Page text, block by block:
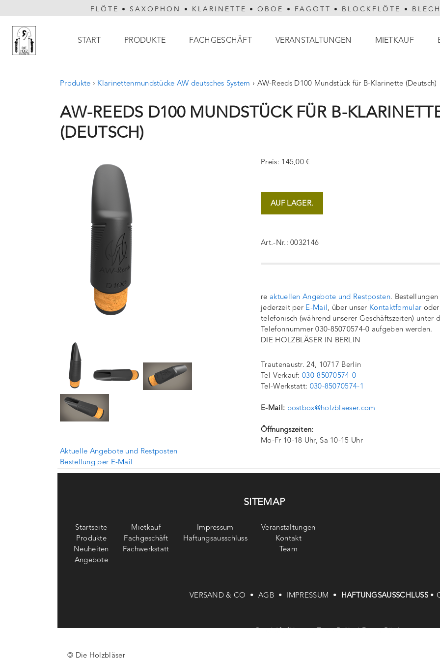
FLÖTE • SAXOPHON • KLARINETTE •OBOE • FAGOTT • BLOCKFLÖTE •
Hauptnavigation
START PRODUKTE FACHGESCHÄFT VERANSTALTUNGEN MIETKAUF
Produkte › Klarinettenmundstücke AW deutsches System › AW-Reeds D100 Mundstück für B-Klarinette (Deutsch)
AW-REEDS D100 MUNDSTÜCK FÜR B-
(DEUTSCH)
Preis: 145,00 €
AUF LAGER.
Art.-Nr.: 0032146
re aktuellen Angebote und Restposten. Bestellungen
jederzeit per E-Mail, über unser Kontaktfomular oder
telefonisch (während unserer Geschäftszeiten) unter
Telefonnummer 030-85070574-0 aufgeben werden.
DIE HOLZBLÄSER IN BERLIN
Trautenaustr. 24, 10717 Berlin
Tel-Verkauf:030-85070574-0
Tel-Werkstatt: 030-85070574-1
E-Mail: postbox@holzblaeser.com
Öffnungszeiten:
Mo-Fr 10-18 Uhr, Sa 10-15 Uhr
Aktuelle Angebote und Restposten
Bestellung per E-Mail
SITEMAP
Startseite
Produkte
Neuheiten
Angebote
Mietkauf
Fachgeschäft
Fachwerkstatt
Impressum
Haftungsausschluss
Veranstaltungen
Kontakt
Team
VERSAND & CO •AGB • IMPRESSUM • HAFTUNGSAUSSCHLUSS •
© Die Holzbläser